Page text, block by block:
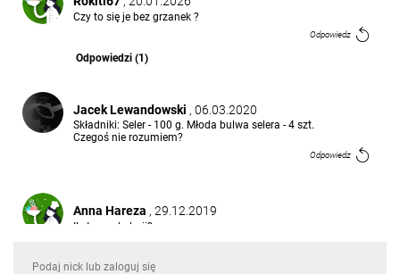
Czy to się je bez grzanek ?
Odpowiedz
Odpowiedzi (1)
Jacek Lewandowski , 06.03.2020
Składniki: Seler - 100 g. Młoda bulwa selera - 4 szt.
Czegoś nie rozumiem?
Odpowiedz
Anna Hareza , 29.12.2019
Ile to ma kalorii?